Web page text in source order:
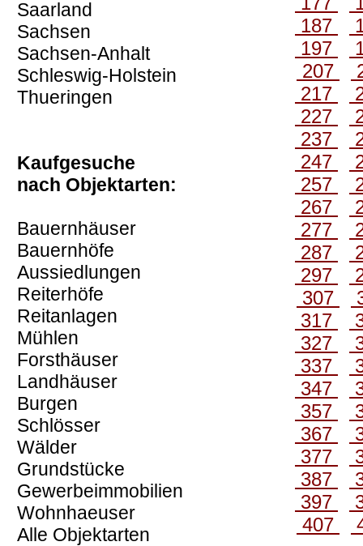
Saarland
Sachsen
Sachsen-Anhalt
Schleswig-Holstein
Thueringen
Kaufgesuche
nach Objektarten:
Bauernhäuser
Bauernhöfe
Aussiedlungen
Reiterhöfe
Reitanlagen
Mühlen
Forsthäuser
Landhäuser
Burgen
Schlösser
Wälder
Grundstücke
Gewerbeimmobilien
Wohnhaeuser
Alle Objektarten
187
197
207
217
227
237
247
257
267
277
287
297
307
317
327
337
347
357
367
377
387
397
407